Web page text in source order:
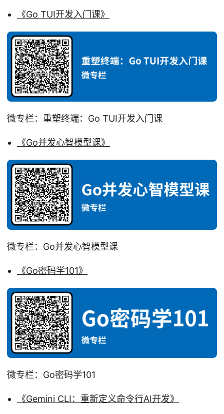
《Go TUI开发入门课》
微专栏：重塑终端：Go TUI开发入门课
《Go并发心智模型课》
微专栏：Go并发心智模型课
《Go密码学101》
微专栏：Go密码学101
《Gemini CLI：重新定义命令行AI开发》